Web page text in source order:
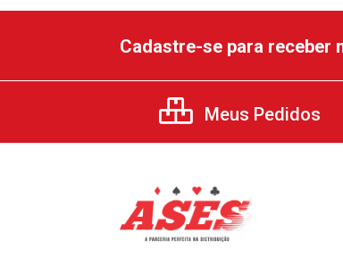
Cadastre-se para receber
Meus Pedidos